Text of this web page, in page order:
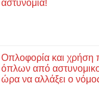
αστυνομία!
Οπλοφορία και
όπλων από
ώρα να αλλάξει ο